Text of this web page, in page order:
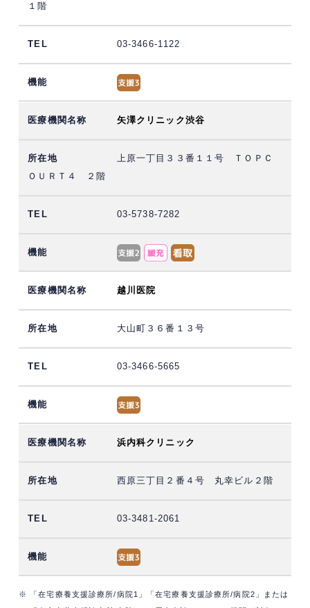
１階
03-3466-1122
矢澤クリニック渋谷
上原一丁目３３番１１号 ＴＯＰＣ
ＯＵＲＴ４ ２階
03-5738-7282
越川医院
大山町３６番１３号
03-3466-5665
浜内科クリニック
西原三丁目２番４号 丸幸ビル２階
03-3481-2061
※ 「在宅療養支援診療所/病院1」「在宅療養支援診療所/病院2」または